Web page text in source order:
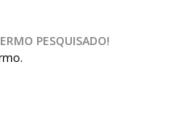
PESQUISADO!